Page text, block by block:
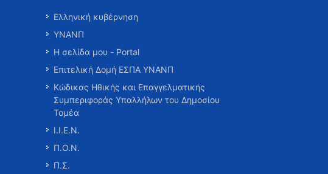
Ελληνική κυβέρνηση
ΥΝΑΝΠ
Η σελίδα μου - Portal
Επιτελική Δομή ΕΣΠΑ ΥΝΑΝΠ
Κώδικας Ηθικής και Επαγγελματικής
Συμπεριφοράς Υπαλλήλων του Δημοσίου
Τομέα
Ι.Ι.Ε.Ν.
Π.Ο.Ν.
Π.Σ.